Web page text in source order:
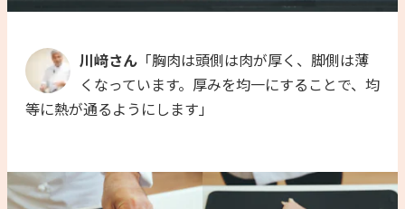
川﨑さん 「胸肉は頭側は肉が厚く、脚側は薄
くなっています。厚みを均一にすることで、均
等に熱が通るようにします」